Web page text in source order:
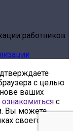
работников
с целью
ваших
ознакомиться с
Вы можете
своего